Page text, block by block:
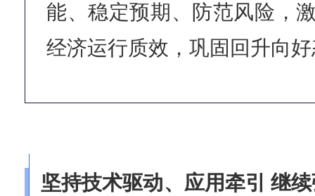
能、稳定预期、防范风险，
经济运行质效，巩固回升向
坚持技术驱动、应用牵引 继